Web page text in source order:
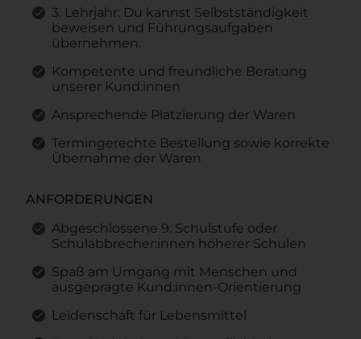
3. Lehrjahr: Du kannst Selbstständigkeit
beweisen und Führungsaufgaben
übernehmen.
Kompetente und freundliche Beratung
unserer Kund:innen
Ansprechende Platzierung der Waren
Termingerechte Bestellung sowie korrekte
Übernahme der Waren
ANFORDERUNGEN
Abgeschlossene 9. Schulstufe oder
Schulabbrecher:innen höherer Schulen
Spaß am Umgang mit Menschen und
ausgeprägte Kund:innen-Orientierung
Leidenschaft für Lebensmittel